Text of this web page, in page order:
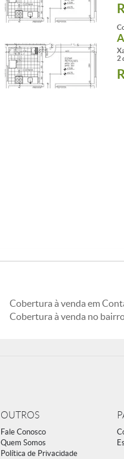
2
Cobertura à venda em
Cobertura à venda no
OUTROS
Fale Conosco
Quem Somos
Política de Privacidade